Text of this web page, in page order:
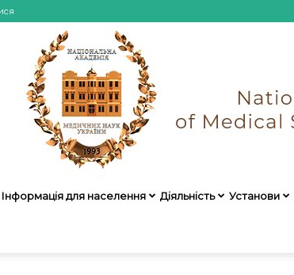
Інформація для населення Діяльність Установи